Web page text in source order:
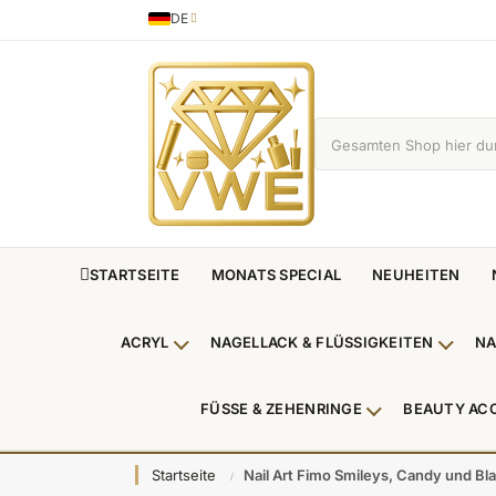
Sprache
DE
German
STARTSEITE MONATS SPECIAL NEUHEITEN
ACRYL Untermenü Acryl anzeigen
NAGELLACK & FLÜSSIGKEITEN
FÜSSE & ZEHENRINGE Untermenü
BEAUTY
Startseite Nail Art Fimo Smileys, Candy und